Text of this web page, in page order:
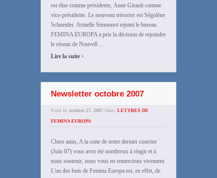
est élue comme présidente, Anne Girault comme
vice-présidente. Le nouveau trésorier est Ségolène
Schneider. Armelle Simonnot rejoint le bureau.
FEMINA EUROPA a pris la décision de rejoindre
le réseau de Nouvell ...
Lire la suite ›
Newsletter octobre 2007
Posté le: octobre 27, 2007 Dans: LETTRES DE
FEMINA EUROPA
Chers amis, A la suite de notre dernier courrier
(Juin 07) vous avez été nombreux à réagir et à
nous soutenir, nous vous en remercions vivement.
L'un des buts de Femina Europa est, en effet, de